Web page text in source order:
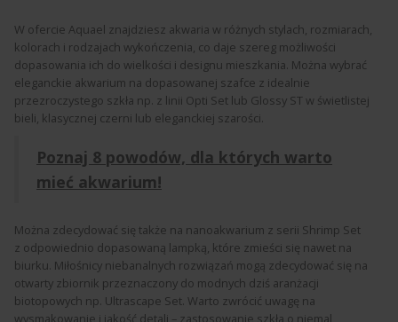
W ofercie Aquael znajdziesz akwaria w różnych stylach, rozmiarach,
kolorach i rodzajach wykończenia, co daje szereg możliwości
dopasowania ich do wielkości i designu mieszkania. Można wybrać
eleganckie akwarium na dopasowanej szafce z idealnie
przezroczystego szkła np. z linii Opti Set lub Glossy ST w świetlistej
bieli, klasycznej czerni lub eleganckiej szarości.
Poznaj 8 powodów, dla których warto
mieć akwarium!
Można zdecydować się także na nanoakwarium z serii Shrimp Set
z odpowiednio dopasowaną lampką, które zmieści się nawet na
biurku. Miłośnicy niebanalnych rozwiązań mogą zdecydować się na
otwarty zbiornik przeznaczony do modnych dziś aranżacji
biotopowych np. Ultrascape Set. Warto zwrócić uwagę na
wysmakowanie i jakość detali – zastosowanie szkła o niemal